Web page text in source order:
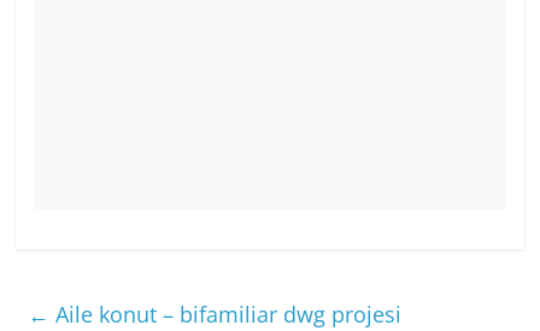
← Aile konut – bifamiliar dwg projesi